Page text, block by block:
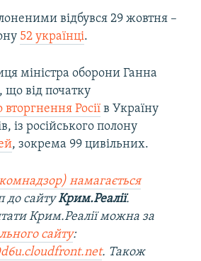
відбувся 29 жовтня –
52 українці.
міністра оборони Ганна
від початку
Росії в Україну
із російського полону
, зокрема 99 цивільних.
намагається
до сайтуКрим.Реалії.
Крим.Реалії можна за
сайту:
. Також